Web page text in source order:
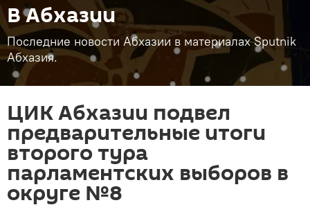
В Абхазии
Последние новости Абхазии в материалах Sputnik
Абхазия.
ЦИК Абхазии подвел
предварительные итоги
второго тура
парламентских выборов в
округе №8